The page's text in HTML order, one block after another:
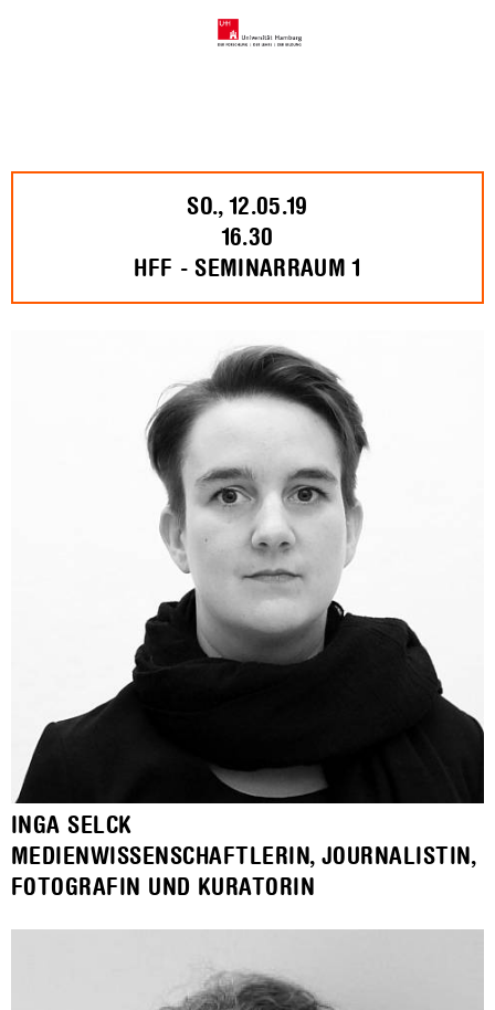
SO., 12.05.19
16.30
HFF - SEMINARRAUM 1
INGA SELCK
MEDIENWISSENSCHAFTLERIN, JOURNALISTIN,
FOTOGRAFIN UND KURATORIN